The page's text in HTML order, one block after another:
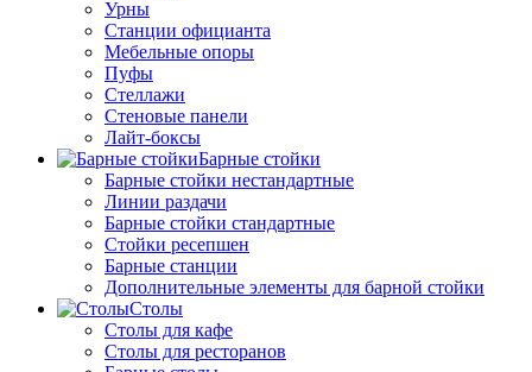
Урны
Станции официанта
Мебельные опоры
Пуфы
Стеллажи
Стеновые панели
Лайт-боксы
Барные стойки
Барные стойки нестандартные
Линии раздачи
Барные стойки стандартные
Стойки ресепшен
Барные станции
Дополнительные элементы для барной стойки
Столы
Столы для кафе
Столы для ресторанов